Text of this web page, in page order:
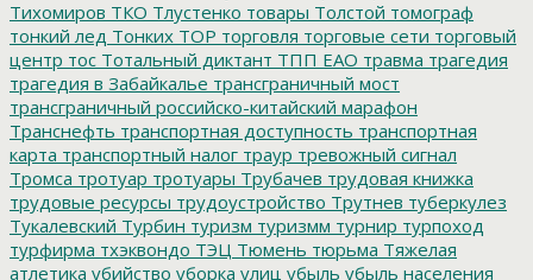
Тихомиров ТКО Тлустенко товары Толстой томограф
тонкий лед Тонких ТОР торговля торговые сети торговый
центр тос Тотальный диктант ТПП ЕАО травма трагедия
трагедия в Забайкалье трансграничный мост
трансграничный российско-китайский марафон
Транснефть транспортная доступность транспортная
карта транспортный налог траур тревожный сигнал
Тромса тротуар тротуары Трубачев трудовая книжка
трудовые ресурсы трудоустройство Трутнев туберкулез
Тукалевский Турбин туризм туризмм турнир турпоход
турфирма тхэквондо ТЭЦ Тюмень тюрьма Тяжелая
атлетика убийство уборка улиц убыль убыль населения